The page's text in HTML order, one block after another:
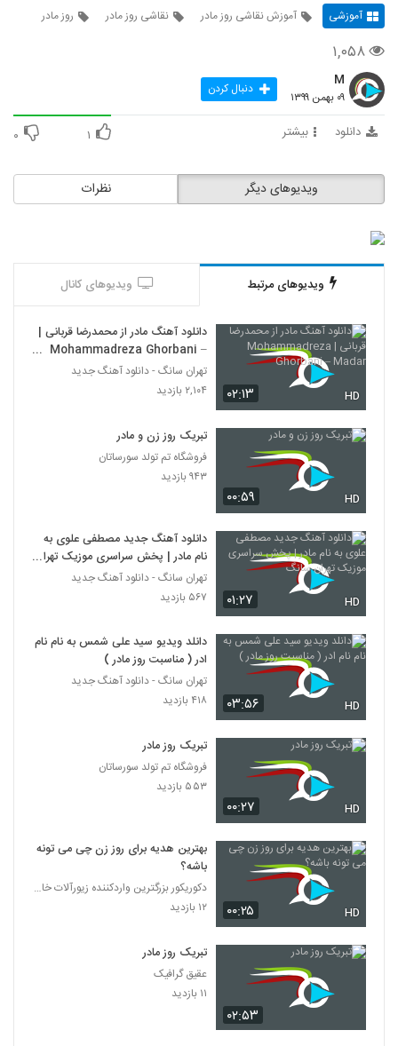
آموزشی آموزش نقاشی روز مادر نقاشی روز مادر روز مادر
۱,۰۵۸
M
۰۹ بهمن ۱۳۹۹ دنبال کردن
دانلود بیشتر ۱ ۰
نظرات ویدیوهای دیگر
ویدیوهای مرتبط ویدیوهای کانال
۰۲:۱۳ HD
دانلود آهنگ مادر از محمدرضا قربانی |
Mohammadreza Ghorbani –
Madar
تهران سانگ - دانلود آهنگ جدید
۲,۱۰۴ بازدید
۰۰:۵۹ HD
تبریک روز زن و مادر
فروشگاه تم تولد سورساتان
۹۴۳ بازدید
۰۱:۲۷ HD
دانلود آهنگ جدید مصطفی علوی به
نام مادر | پخش سراسری موزیک تهران
سانگ
تهران سانگ - دانلود آهنگ جدید
۵۶۷ بازدید
۰۳:۵۶ HD
دانلد ویدیو سید علی شمس به نام نام
ادر ( مناسبت روز مادر )
تهران سانگ - دانلود آهنگ جدید
۴۱۸ بازدید
۰۰:۲۷ HD
تبریک روز مادر
فروشگاه تم تولد سورساتان
۵۵۳ بازدید
۰۰:۲۵ HD
بهترین هدیه برای روز زن چی می تونه
باشه؟
دکوریکور بزرگترین واردکننده زیورآلات خاص
۱۲ بازدید
۰۲:۵۳
تبریک روز مادر
عقیق گرافیک
۱۱ بازدید